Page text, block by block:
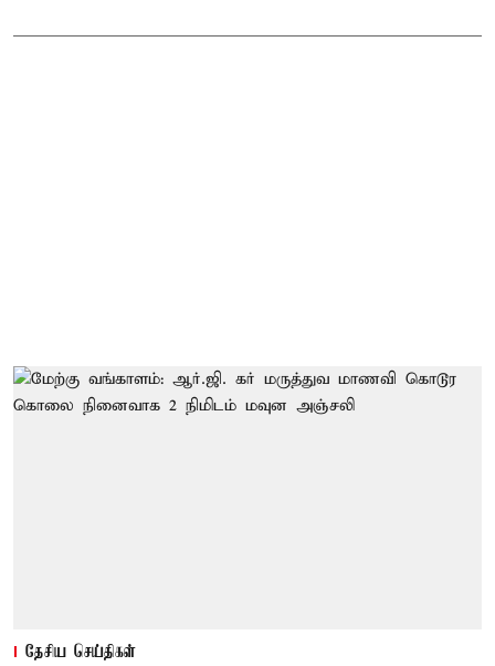
தேசிய செய்திகள்